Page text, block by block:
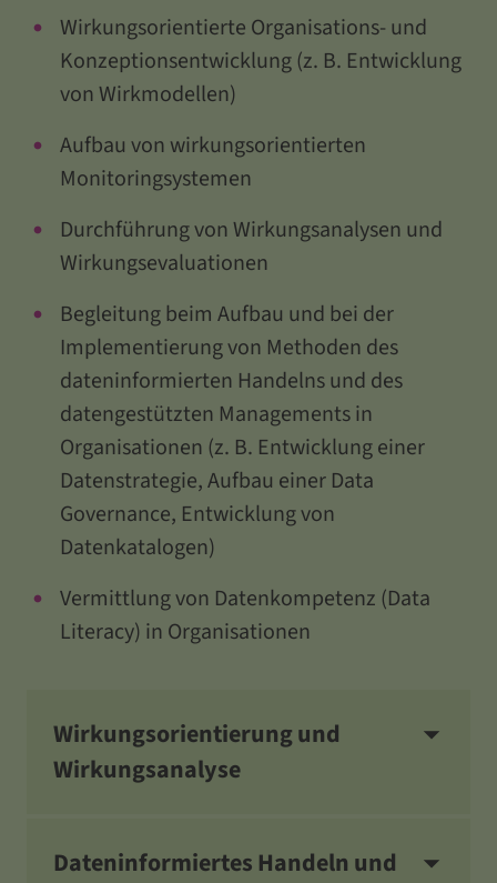
Wirkungsorientierte Organisations- und
Konzeptionsentwicklung (z. B. Entwicklung
von Wirkmodellen)
Aufbau von wirkungsorientierten
Monitoringsystemen
Durchführung von Wirkungsanalysen und
Wirkungsevaluationen
Begleitung beim Aufbau und bei der
Implementierung von Methoden des
dateninformierten Handelns und des
datengestützten Managements in
Organisationen (z. B. Entwicklung einer
Datenstrategie, Aufbau einer Data
Governance, Entwicklung von
Datenkatalogen)
Vermittlung von Datenkompetenz (Data
Literacy) in Organisationen
Wirkungsorientierung und
Wirkungsanalyse
Dateninformiertes Handeln und